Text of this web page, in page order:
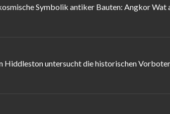
Symbolik antiker Bauten: Angkor Wat
untersucht die historischen